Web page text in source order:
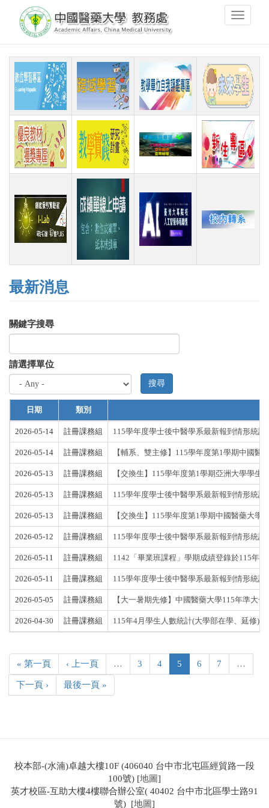
內
Toggle
最新消息
關鍵字搜尋
請選擇單位
搜尋
日期 類別
2026-05-14 註冊課務組 115學年度學士後中醫學系最新報到情形統計
2026-05-14 註冊課務組 【輔系、雙主修】115學年度第1學期中國
2026-05-13 註冊課務組 【交換生】115學年度第1學期亞洲大學學
2026-05-13 註冊課務組 115學年度學士後中醫學系最新報到情形統計
2026-05-13 註冊課務組 【交換生】115學年度第1學期中國醫藥大
2026-05-12 註冊課務組 115學年度學士後中醫學系最新報到情形統計
2026-05-11 註冊課務組 1142「畢業班課程」學期成績登錄於115年5
2026-05-11 註冊課務組 115學年度學士後中醫學系最新報到情形統計
2026-05-05 註冊課務組 【大一暑期先修】中國醫藥大學115年準大
2026-04-30 註冊課務組 115年4月學生人數統計(大學部在學、延修)
« 第一頁 ‹ 上一頁 … 3 4 5 6 7 …
下一頁 › 最後一頁 »
校本部-(水湳)卓越大樓10F (406040 台中市北屯區經貿路一段
100號) [地圖]
英才校區-互助大樓4樓聯合辦公室( 40402 台中市北區學士路91
號) [地圖]